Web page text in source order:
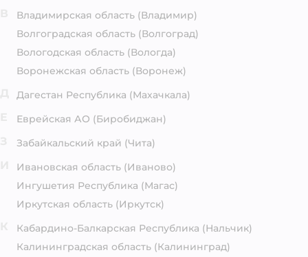
Владимирская область (Владимир)
Волгоградская область (Волгоград)
Вологодская область (Вологда)
Воронежская область (Воронеж)
Дагестан Республика (Махачкала)
Еврейская АО (Биробиджан)
Забайкальский край (Чита)
Ивановская область (Иваново)
Ингушетия Республика (Магас)
Иркутская область (Иркутск)
Кабардино-Балкарская Республика (Нальчик)
Калининградская область (Калининград)